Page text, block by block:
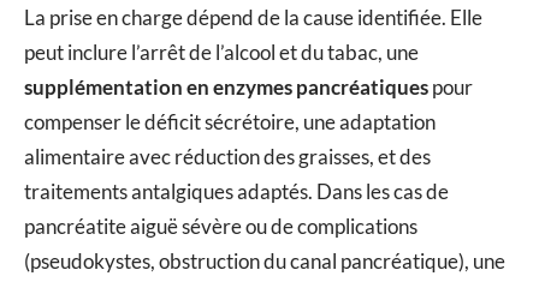
La prise en charge dépend de la cause identifiée. Elle
peut inclure l’arrêt de l’alcool et du tabac, une
supplémentation en enzymes pancréatiquespour
compenser le déficit sécrétoire, une adaptation
alimentaire avec réduction des graisses, et des
traitements antalgiques adaptés. Dans les cas de
pancréatite aiguë sévère ou de complications
(pseudokystes, obstruction du canal pancréatique), une